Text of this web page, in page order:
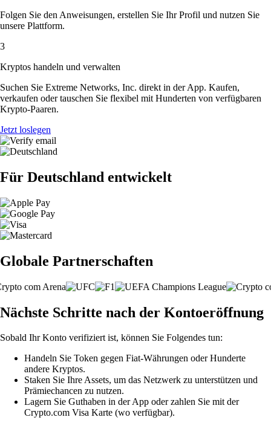
Folgen Sie den Anweisungen, erstellen Sie Ihr Profil und nutzen Sie
unsere Plattform.
3
Kryptos handeln und verwalten
Suchen Sie Extreme Networks, Inc. direkt in der App. Kaufen,
verkaufen oder tauschen Sie flexibel mit Hunderten von verfügbaren
Krypto-Paaren.
Jetzt loslegen
Für Deutschland entwickelt
Globale Partnerschaften
Nächste Schritte nach der Kontoeröffnung
Sobald Ihr Konto verifiziert ist, können Sie Folgendes tun:
Handeln Sie Token gegen Fiat-Währungen oder Hunderte
andere Kryptos.
Staken Sie Ihre Assets, um das Netzwerk zu unterstützen und
Prämiechancen zu nutzen.
Lagern Sie Guthaben in der App oder zahlen Sie mit der
Crypto.com Visa Karte (wo verfügbar).